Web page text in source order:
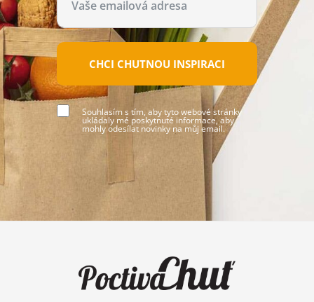
CHCI CHUTNOU INSPIRACI
Souhlasím s tím, aby tyto webové stránky
ukládaly mé poskytnuté informace, aby
mohly odesílat novinky na můj email.